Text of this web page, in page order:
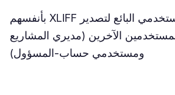
يمنح الاستقلالية لمستخدمي البائع لتصدير XLIFF بأنفسهم
الآخرين (مديري المشاريع
ومستخدمي حساب-المسؤول)